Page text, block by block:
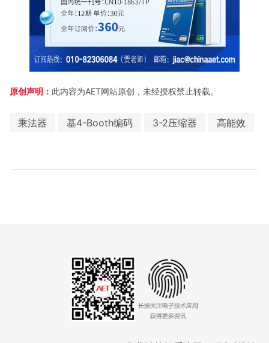
原创声明： 此内容为AET网站原创，未经授权禁止转载。
乘法器 基4-Booth编码 3-2压缩器 高能效